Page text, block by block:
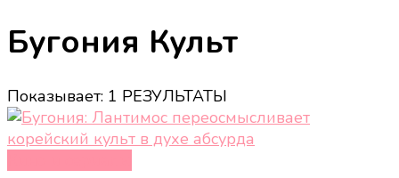
Бугония Культ
Показывает: 1 РЕЗУЛЬТАТЫ